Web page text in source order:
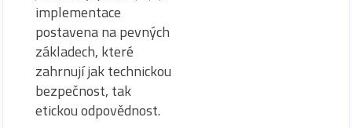
implementace
postavena na pevných
základech, které
zahrnují jak technickou
bezpečnost, tak
etickou odpovědnost.